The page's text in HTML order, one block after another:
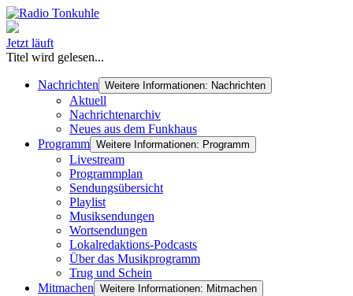
Jetzt läuft
Titel wird gelesen...
Nachrichten Weitere Informationen: Nachrichten
Aktuell
Nachrichtenarchiv
Neues aus dem Funkhaus
Programm Weitere Informationen: Programm
Livestream
Programmplan
Sendungsübersicht
Playlist
Musiksendungen
Wortsendungen
Lokalredaktions-Podcasts
Über das Musikprogramm
Trug und Schein
Mitmachen Weitere Informationen: Mitmachen